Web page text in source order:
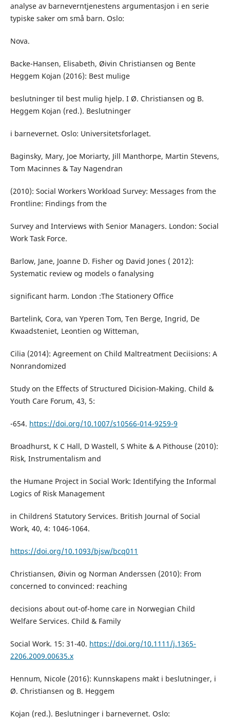
analyse av barneverntjenestens argumentasjon i en serie
typiske saker om små barn. Oslo:
Nova.
Backe-Hansen, Elisabeth, Øivin Christiansen og Bente
Heggem Kojan (2016): Best mulige
beslutninger til best mulig hjelp. I Ø. Christiansen og B.
Heggem Kojan (red.). Beslutninger
i barnevernet. Oslo: Universitetsforlaget.
Baginsky, Mary, Joe Moriarty, Jill Manthorpe, Martin Stevens,
Tom Macinnes & Tay Nagendran
(2010): Social Workers` Workload Survey: Messages from the
Frontline: Findings from the
Survey and Interviews with Senior Managers. London: Social
Work Task Force.
Barlow, Jane, Joanne D. Fisher og David Jones ( 2012):
Systematic review og models o fanalysing
significant harm. London :The Stationery Office
Bartelink, Cora, van Yperen Tom, Ten Berge, Ingrid, De
Kwaadsteniet, Leontien og Witteman,
Cilia (2014): Agreement on Child Maltreatment Deciisions: A
Nonrandomized
Study on the Effects of Structured Dicision-Making. Child &
Youth Care Forum, 43, 5:
-654. https://doi.org/10.1007/s10566-014-9259-9
Broadhurst, K C Hall, D Wastell, S White & A Pithouse (2010):
Risk, Instrumentalism and
the Humane Project in Social Work: Identifying the Informal
Logics of Risk Management
in Children`s Statutory Services. British Journal of Social
Work, 40, 4: 1046-1064.
https://doi.org/10.1093/bjsw/bcq011
Christiansen, Øivin og Norman Anderssen (2010): From
concerned to convinced: reaching
decisions about out-of-home care in Norwegian Child
Welfare Services. Child & Family
Social Work. 15: 31-40. https://doi.org/10.1111/j.1365-
2206.2009.00635.x
Hennum, Nicole (2016): Kunnskapens makt i beslutninger, i
Ø. Christiansen og B. Heggem
Kojan (red.). Beslutninger i barnevernet. Oslo: